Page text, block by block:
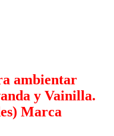
ambientar
y Vainilla.
Marca